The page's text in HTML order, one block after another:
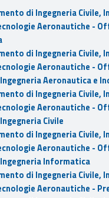
di Ingegneria Civile,
Aeronautiche -
di Ingegneria Civile,
Aeronautiche -
Aeronautica e
di Ingegneria Civile,
Aeronautiche -
Civile
di Ingegneria Civile,
Aeronautiche -
Informatica
di Ingegneria Civile,
Aeronautiche -